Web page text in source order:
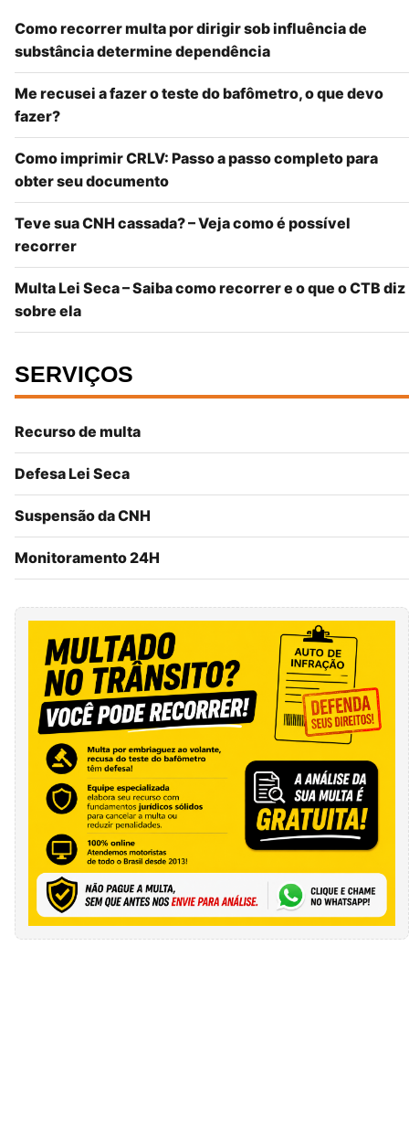
Como recorrer multa por dirigir sob influência de
substância determine dependência
Me recusei a fazer o teste do bafômetro, o que devo
fazer?
Como imprimir CRLV: Passo a passo completo para
obter seu documento
Teve sua CNH cassada? – Veja como é possível
recorrer
Multa Lei Seca – Saiba como recorrer e o que o CTB diz
sobre ela
SERVIÇOS
Recurso de multa
Defesa Lei Seca
Suspensão da CNH
Monitoramento 24H